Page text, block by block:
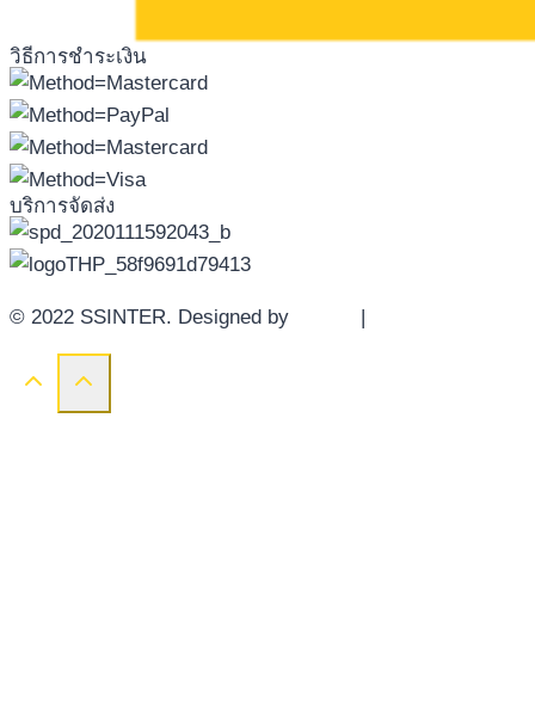
วิธีการชำระเงิน
บริการจัดส่ง
© 2022 SSINTER. Designed by